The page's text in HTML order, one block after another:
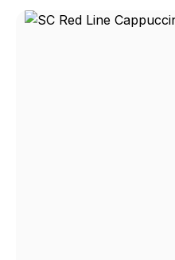
Bildergalerie überspringen